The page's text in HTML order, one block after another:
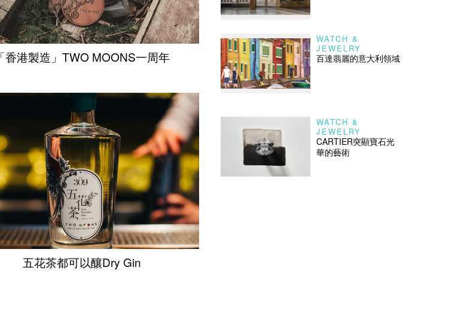
「香港製造」TWO MOONS一周年
五花茶都可以釀Dry Gin
WATCH &
JEWELRY
百達翡麗的意大利領域
WATCH &
JEWELRY
CARTIER突顯寶石光
華的藝術